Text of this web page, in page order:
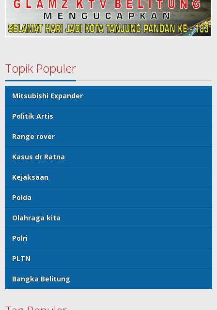
Topik Populer
Mitsubishi Expander
Politik Artis
Range rover
Kasus dr Ratna
Kejaksaan
Polda
Olahraga kita
Polri
PLTN
Bangka Belitung